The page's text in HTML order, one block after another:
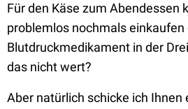
Für den Käse zum Abendessen
problemlos nochmals einkaufen
Blutdruckmedikament in der
das nicht wert?
Aber natürlich schicke ich Ihnen